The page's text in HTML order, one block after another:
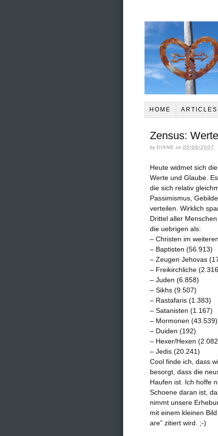
HOME ARTICLES
Zensus:
by DIANE on 05/06/2007
Heute widmet sich
Werte und Glaube.
die sich relativ
Passimismus,
verteilen. Wirklich
Drittel aller
die uebrigen als:
– Christen im
– Baptisten (56.913)
– Zeugen Jehovas
– Freikirchliche
– Juden (6.858)
– Sikhs (9.507)
– Rastafaris (1.383)
– Satanisten (1.167)
– Mormonen (43.539)
– Duiden (192)
– Hexer/Hexen
– Jedis (20.241)
Cool finde ich, dass
besorgt, dass die
Haufen ist. Ich hoffe
Schoene daran ist,
nimmt unsere
mit einem kleinen
are” zitiert wird. ;-)